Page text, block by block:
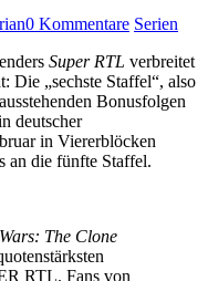
0 Kommentare Serien
Super RTL verbreitet
Die „sechste Staffel“, also
Bonusfolgen
deutscher
in Viererblöcken
an die fünfte Staffel.
The Clone
RTL. Fans von